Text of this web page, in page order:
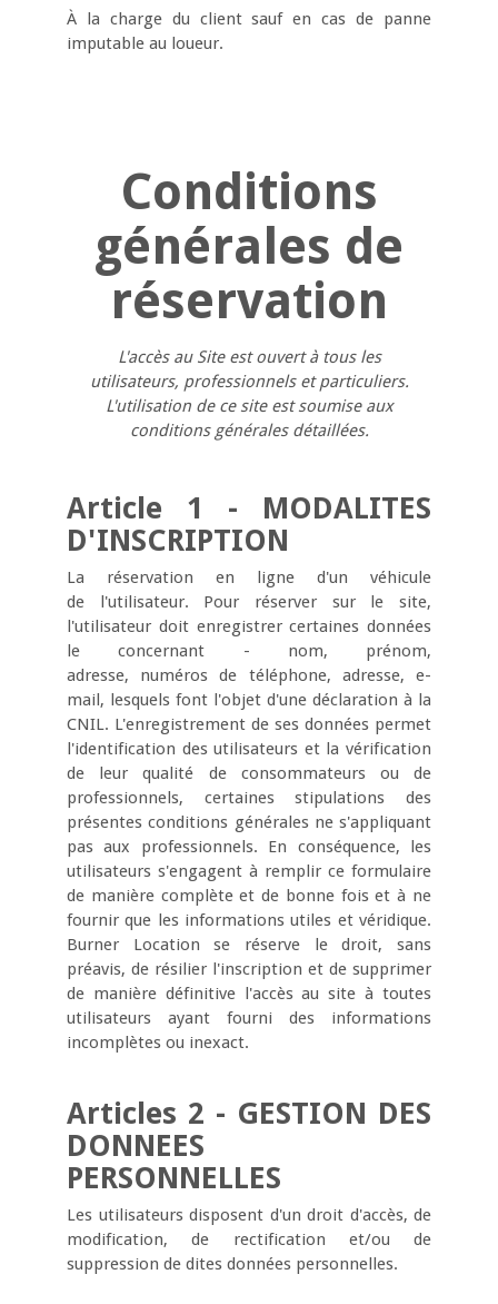
À la charge du client sauf en cas de panne
imputable au loueur.
Conditions
générales de
réservation
L'accès au Site est ouvert à tous les
utilisateurs, professionnels et particuliers.
L'utilisation de ce site est soumise aux
conditions générales détaillées.
Article 1 - MODALITES
D'INSCRIPTION
La réservation en ligne d'un véhicule
de l'utilisateur. Pour réserver sur le site,
l'utilisateur doit enregistrer certaines données
le concernant - nom, prénom,
adresse, numéros de téléphone, adresse, e-
mail, lesquels font l'objet d'une déclaration à la
CNIL. L'enregistrement de ses données permet
l'identification des utilisateurs et la vérification
de leur qualité de consommateurs ou de
professionnels, certaines stipulations des
présentes conditions générales ne s'appliquant
pas aux professionnels. En conséquence, les
utilisateurs s'engagent à remplir ce formulaire
de manière complète et de bonne fois et à ne
fournir que les informations utiles et véridique.
Burner Location se réserve le droit, sans
préavis, de résilier l'inscription et de supprimer
de manière définitive l'accès au site à toutes
utilisateurs ayant fourni des informations
incomplètes ou inexact.
Articles 2 - GESTION DES
DONNEES
PERSONNELLES
Les utilisateurs disposent d'un droit d'accès, de
modification, de rectification et/ou de
suppression de dites données personnelles.